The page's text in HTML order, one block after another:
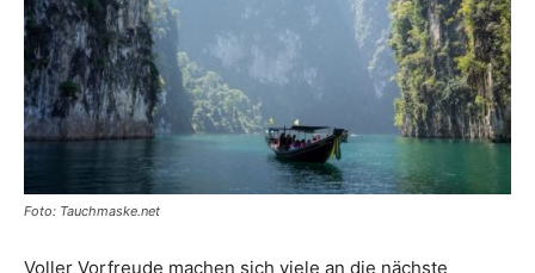
Reiseempfehlungen.
Foto: Tauchmaske.net
Voller Vorfreude machen sich viele an die nächste